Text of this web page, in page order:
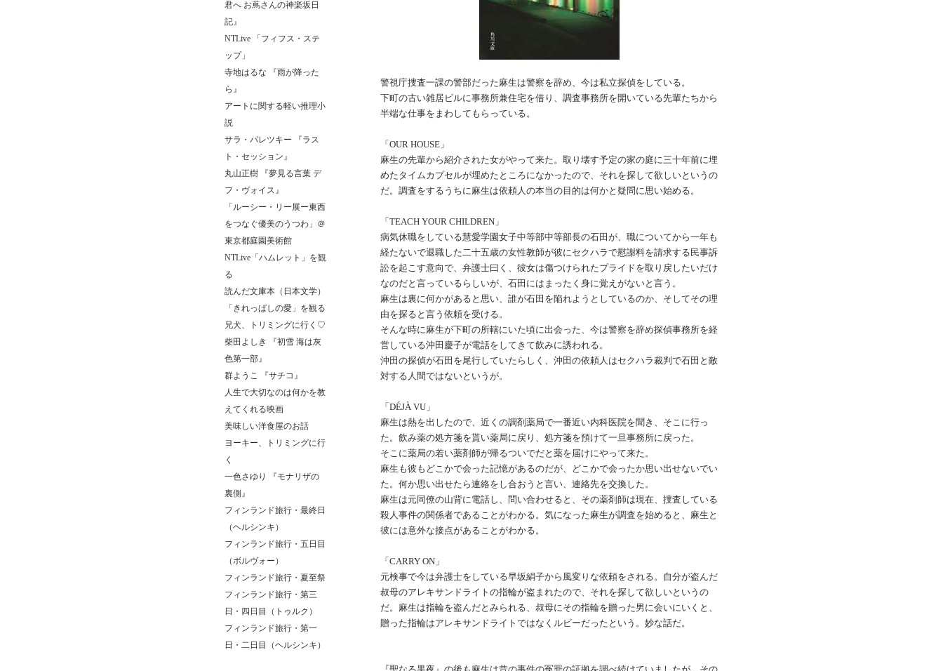
君へ お蔦さんの神楽坂日
記』
NTLive 「フィフス・ステ
ップ」
寺地はるな 『雨が降った
ら』
アートに関する軽い推理小
説
サラ・パレツキー 『ラス
ト・セッション』
丸山正樹 『夢見る言葉 デ
フ・ヴォイス』
「ルーシー・リー展ー東西
をつなぐ優美のうつわ」＠
東京都庭園美術館
NTLive「ハムレット」を観
る
読んだ文庫本（日本文学）
「きれっぱしの愛」を観る
兄犬、トリミングに行く♡
柴田よしき 『初雪 海は灰
色第一部』
群ようこ 『サチコ』
人生で大切なのは何かを教
えてくれる映画
美味しい洋食屋のお話
ヨーキー、トリミングに行
く
一色さゆり 『モナリザの
裏側』
フィンランド旅行・最終日
（ヘルシンキ）
フィンランド旅行・五日目
（ボルヴォー）
フィンランド旅行・夏至祭
フィンランド旅行・第三
日・四日目（トゥルク）
フィンランド旅行・第一
日・二日目（ヘルシンキ）
警視庁捜査一課の警部だった麻生は警察を辞め、今は私立探偵をしている。
下町の古い雑居ビルに事務所兼住宅を借り、調査事務所を開いている先輩たちから
半端な仕事をまわしてもらっている。
「OUR HOUSE」
麻生の先輩から紹介された女がやって来た。取り壊す予定の家の庭に三十年前に埋
めたタイムカプセルが埋めたところになかったので、それを探して欲しいというの
だ。調査をするうちに麻生は依頼人の本当の目的は何かと疑問に思い始める。
「TEACH YOUR CHILDREN」
病気休職をしている慧愛学園女子中等部中等部長の石田が、職についてから一年も
経たないで退職した二十五歳の女性教師が彼にセクハラで慰謝料を請求する民事訴
訟を起こす意向で、弁護士曰く、彼女は傷つけられたプライドを取り戻したいだけ
なのだと言っているらしいが、石田にはまったく身に覚えがないと言う。
麻生は裏に何かがあると思い、誰が石田を陥れようとしているのか、そしてその理
由を探ると言う依頼を受ける。
そんな時に麻生が下町の所轄にいた頃に出会った、今は警察を辞め探偵事務所を経
営している沖田慶子が電話をしてきて飲みに誘われる。
沖田の探偵が石田を尾行していたらしく、沖田の依頼人はセクハラ裁判で石田と敵
対する人間ではないというが。
「DÉJÀ VU」
麻生は熱を出したので、近くの調剤薬局で一番近い内科医院を聞き、そこに行っ
た。飲み薬の処方箋を貰い薬局に戻り、処方箋を預けて一旦事務所に戻った。
そこに薬局の若い薬剤師が帰るついでだと薬を届けにやって来た。
麻生も彼もどこかで会った記憶があるのだが、どこかで会ったか思い出せないでい
た。何か思い出せたら連絡をし合おうと言い、連絡先を交換した。
麻生は元同僚の山背に電話し、問い合わせると、その薬剤師は現在、捜査している
殺人事件の関係者であることがわかる。気になった麻生が調査を始めると、麻生と
彼には意外な接点があることがわかる。
「CARRY ON」
元検事で今は弁護士をしている早坂絹子から風変りな依頼をされる。自分が盗んだ
叔母のアレキサンドライトの指輪が盗まれたので、それを探して欲しいというの
だ。麻生は指輪を盗んだとみられる、叔母にその指輪を贈った男に会いにいくと、
贈った指輪はアレキサンドライトではなくルビーだったという。妙な話だ。